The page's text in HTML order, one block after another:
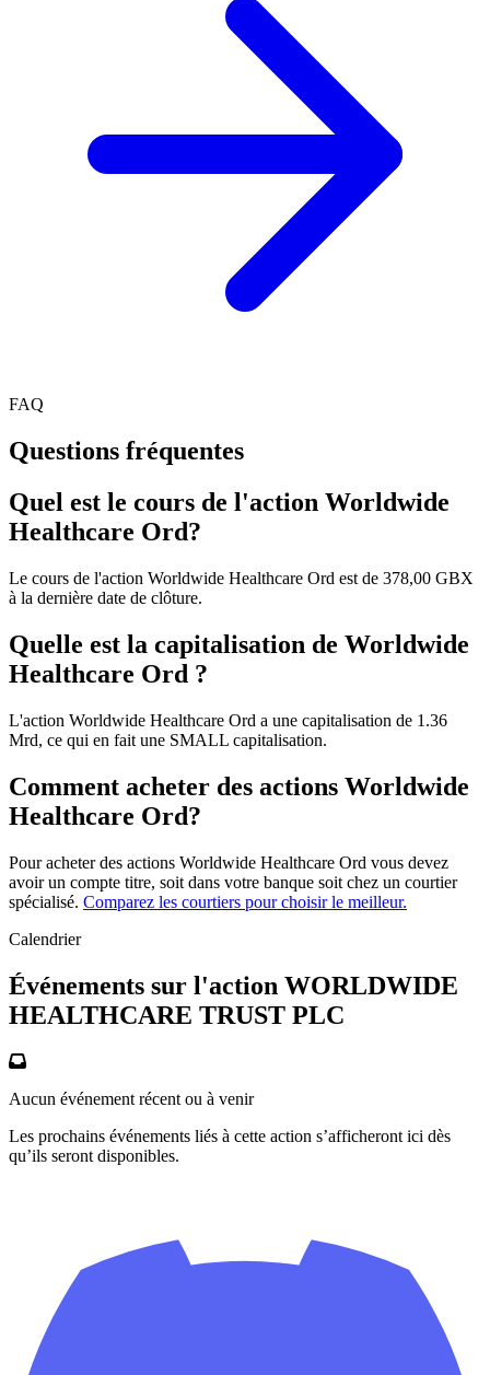
FAQ
Questions fréquentes
Quel est le cours de l'action Worldwide
Healthcare Ord?
Le cours de l'action Worldwide Healthcare Ord est de 378,00 GBX
à la dernière date de clôture.
Quelle est la capitalisation de Worldwide
Healthcare Ord ?
L'action Worldwide Healthcare Ord a une capitalisation de 1.36
Mrd, ce qui en fait une SMALL capitalisation.
Comment acheter des actions Worldwide
Healthcare Ord?
Pour acheter des actions Worldwide Healthcare Ord vous devez
avoir un compte titre, soit dans votre banque soit chez un courtier
spécialisé. Comparez les courtiers pour choisir le meilleur.
Calendrier
Événements sur l'action WORLDWIDE
HEALTHCARE TRUST PLC
Aucun événement récent ou à venir
Les prochains événements liés à cette action s’afficheront ici dès
qu’ils seront disponibles.